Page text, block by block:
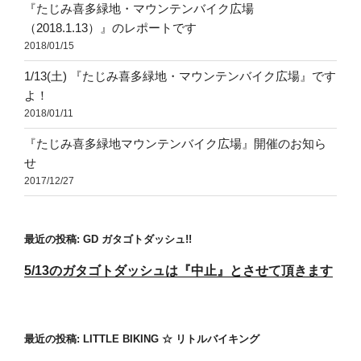
『たじみ喜多緑地・マウンテンバイク広場
（2018.1.13）』のレポートです
2018/01/15
1/13(土) 『たじみ喜多緑地・マウンテンバイク広場』です
よ！
2018/01/11
『たじみ喜多緑地マウンテンバイク広場』開催のお知ら
せ
2017/12/27
最近の投稿: GD ガタゴトダッシュ!!
5/13のガタゴトダッシュは『中止』とさせて頂きます
最近の投稿: LITTLE BIKING ☆ リトルバイキング